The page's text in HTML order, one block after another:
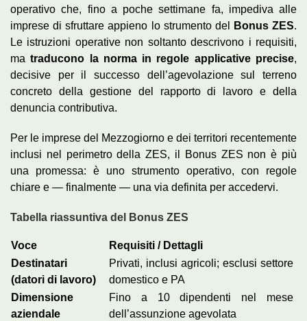
operativo che, fino a poche settimane fa, impediva alle
imprese di sfruttare appieno lo strumento del
Bonus ZES.
Le istruzioni operative non soltanto descrivono i requisiti,
matraducono la norma in regole applicative precise,
decisive per il successo dell’agevolazione sul terreno
concreto della gestione del rapporto di lavoro e della
denuncia contributiva.
Per le imprese del Mezzogiorno e dei territori recentemente
inclusi nel perimetro della ZES, il Bonus ZES non è più
una promessa: è uno strumento operativo, con regole
chiare e — finalmente — una via definita per accedervi.
Tabella riassuntiva del Bonus ZES
Voce
Requisiti / Dettagli
Destinatari
(datori di lavoro)
Privati, inclusi agricoli; esclusi settore
domestico e PA
Dimensione
aziendale
Fino a 10 dipendenti nel mese
dell’assunzione agevolata